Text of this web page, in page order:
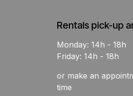
Rentals pick-up
Monday: 14h - 18h
Friday: 14h - 18h
or make an
time